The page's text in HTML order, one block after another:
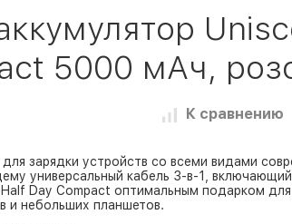
5000 мAч,
К сравнению
зарядки устройств со всеми видами
универсальный кабель 3-в-1,
Day Compact оптимальным подарком
и небольших планшетов.